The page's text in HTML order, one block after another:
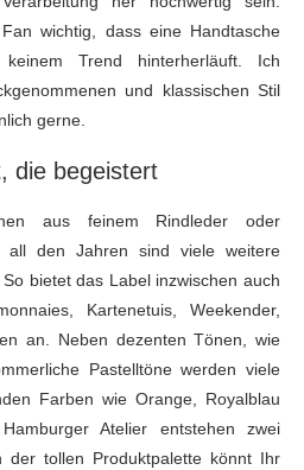
wichtig, dass eine Handtasche
Trend hinterherläuft. Ich
und klassischen Stil
gerne.
die begeistert
aus feinem Rindleder oder
den Jahren sind viele weitere
bietet das Label inzwischen auch
Kartenetuis, Weekender,
an. Neben dezenten Tönen, wie
Pastelltöne werden viele
Farben wie Orange, Royalblau
Atelier entstehen zwei
der tollen Produktpalette könnt Ihr